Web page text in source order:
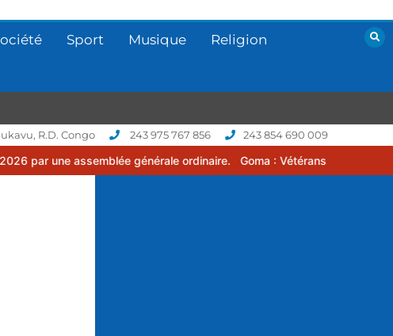
Sport Musique Religion
R.D. Congo 243 975 767 856 243 854 690 009
générale ordinaire. Goma : Vétérans Cup 2026 -2027, une